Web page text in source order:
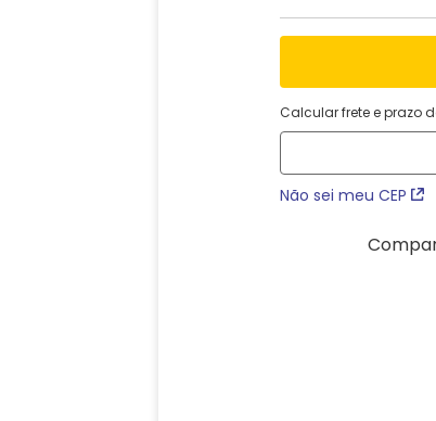
Calcular frete e prazo
Não sei meu CEP